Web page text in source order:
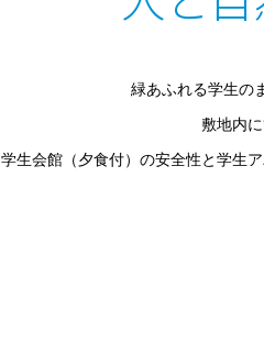
緑あふれる学生の
敷地内
学生会館（夕食付）の安全性と学生